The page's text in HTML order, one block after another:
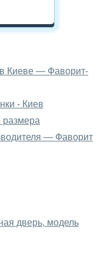
в нашем
и входных
по телефону,
непосредственно
Киеве — Фаворит-
- Киев
размера
— Фаворит
дверь, модель